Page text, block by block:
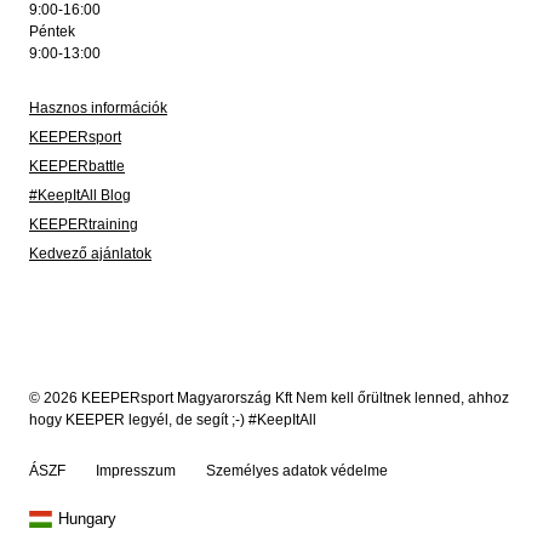
9:00-16:00
Péntek
9:00-13:00
Hasznos információk
KEEPERsport
KEEPERbattle
#KeepItAll Blog
KEEPERtraining
Kedvező ajánlatok
© 2026 KEEPERsport Magyarország Kft Nem kell őrültnek lenned, ahhoz
hogy KEEPER legyél, de segít ;-) #KeepItAll
ÁSZF Impresszum Személyes adatok védelme
Hungary